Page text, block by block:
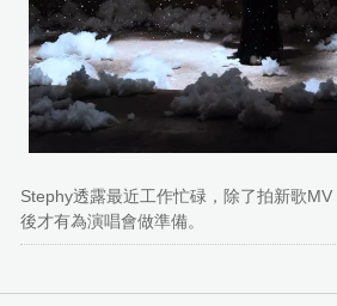
Stephy透露最近工作忙碌，除了拍新歌
後才有為演唱會做準備。